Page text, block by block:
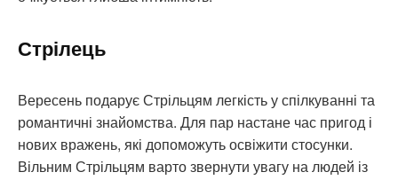
Стрілець
Вересень подарує Стрільцям легкість у спілкуванні та
романтичні знайомства. Для пар настане час пригод і
нових вражень, які допоможуть освіжити стосунки.
Вільним Стрільцям варто звернути увагу на людей із